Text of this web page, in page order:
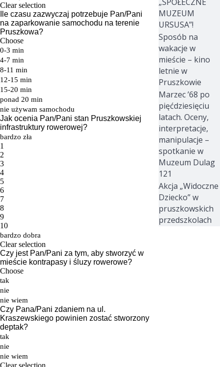
MUZEUM
URSUSA”!
Sposób na
wakacje w
mieście – kino
letnie w
Pruszkowie
Marzec ’68 po
pięćdziesięciu
latach. Oceny,
interpretacje,
manipulacje –
spotkanie w
Muzeum Dulag
121
Akcja „Widoczne
Dziecko” w
pruszkowskich
przedszkolach